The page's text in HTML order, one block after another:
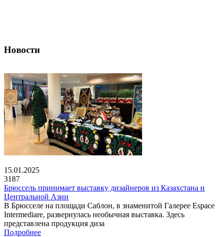
Новости
15.01.2025
3187
Брюссель принимает выставку дизайнеров из Казахстана и
Центральной Азии
В Брюсселе на площади Саблон, в знаменитой Галерее Espace
Intermediare, развернулась необычная выставка. Здесь
представлена продукция диза
Подробнее